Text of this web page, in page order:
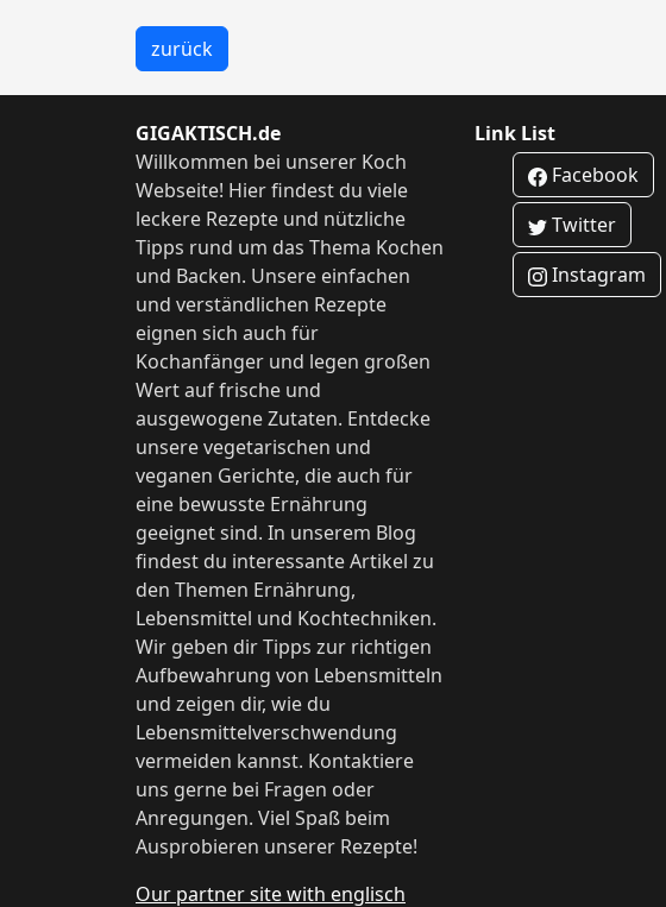
zurück
GIGAKTISCH.de
Willkommen bei unserer Koch
Webseite! Hier findest du viele
leckere Rezepte und nützliche
Tipps rund um das Thema Kochen
und Backen. Unsere einfachen
und verständlichen Rezepte
eignen sich auch für
Kochanfänger und legen großen
Wert auf frische und
ausgewogene Zutaten. Entdecke
unsere vegetarischen und
veganen Gerichte, die auch für
eine bewusste Ernährung
geeignet sind. In unserem Blog
findest du interessante Artikel zu
den Themen Ernährung,
Lebensmittel und Kochtechniken.
Wir geben dir Tipps zur richtigen
Aufbewahrung von Lebensmitteln
und zeigen dir, wie du
Lebensmittelverschwendung
vermeiden kannst. Kontaktiere
uns gerne bei Fragen oder
Anregungen. Viel Spaß beim
Ausprobieren unserer Rezepte!
Our partner site with englisch
Link List
Facebook
Twitter
Instagram